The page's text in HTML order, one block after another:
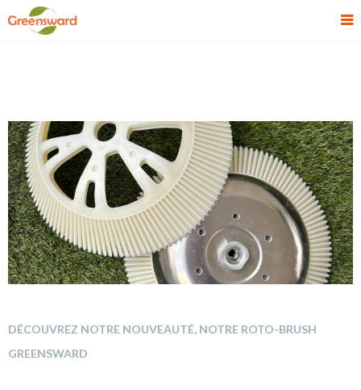
DÉCOUVREZ NOTRE NOUVEAUTÉ, NOTRE ROTO-BRUSH
GREENSWARD